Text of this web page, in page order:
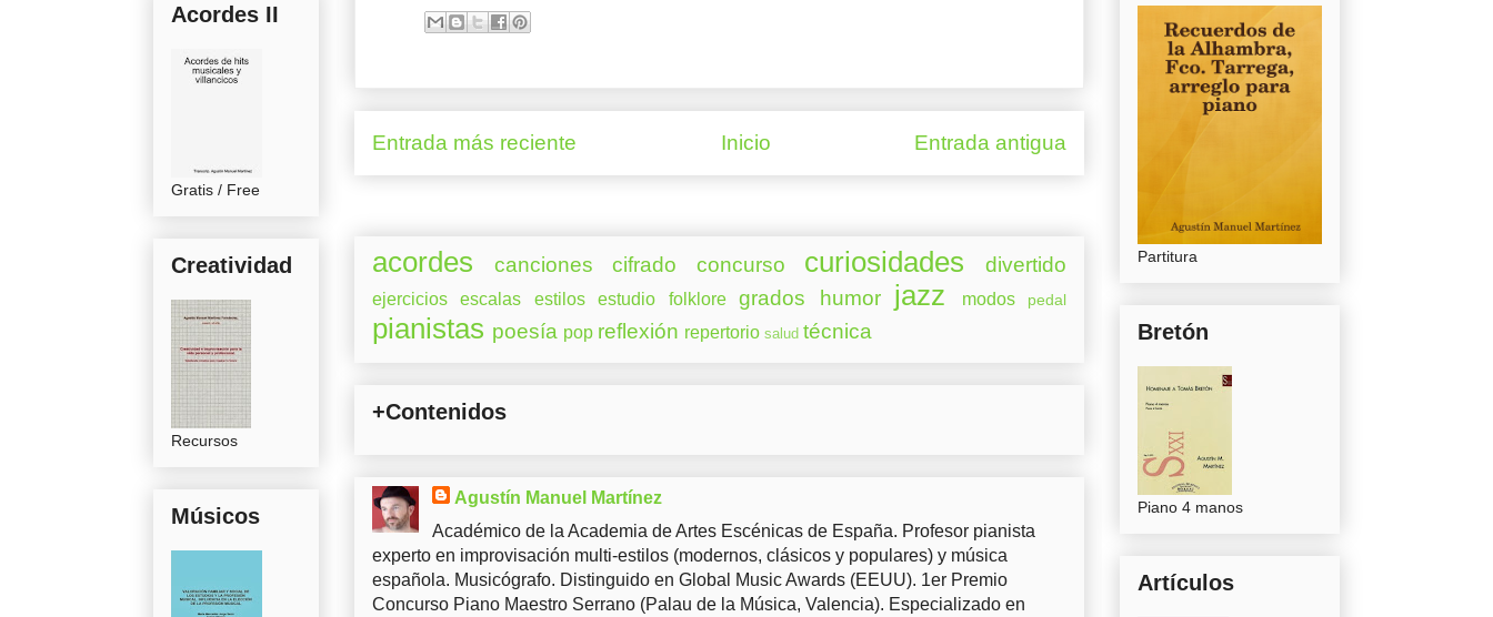
Entrada más reciente Entrada antigua
Inicio
acordes canciones cifrado concurso curiosidades divertido
ejercicios escalas estilos estudio folklore grados humor jazz modos pedal
pianistas poesía pop reflexión repertorio salud técnica
+Contenidos
Agustín Manuel Martínez
Académico de la Academia de Artes Escénicas de España. Profesor pianista
experto en improvisación multi-estilos (modernos, clásicos y populares) y música
española. Musicógrafo. Distinguido en Global Music Awards (EEUU). 1er Premio
Concurso Piano Maestro Serrano (Palau de la Música, Valencia). Especializado en
Acordes II
Gratis / Free
Creatividad
Recursos
Músicos
Partitura
Bretón
Piano 4 manos
Artículos